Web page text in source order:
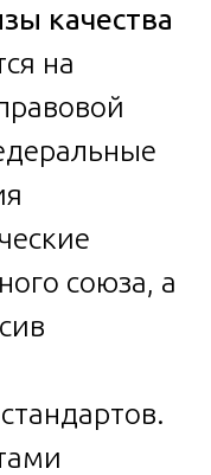
качества
на
союза, а